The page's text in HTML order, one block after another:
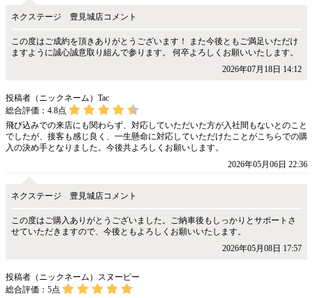
ネクステージ 豊見城店コメント
この度はご成約を頂きありがとうございます！ また今後ともご満足いただけ
ますように誠心誠意取り組んで参ります。 何卒よろしくお願いいたします。
2026年07月18日 14:12
投稿者（ニックネーム）Tac
総合評価： 4.8点
飛び込みでの来店にも関わらず、対応していただいた方が入社間もないとのこと
でしたが、接客も感じ良く、一生懸命に対応していただけたことがこちらでの購
入の決め手となりました。今後共よろしくお願いします。
2026年05月06日 22:36
ネクステージ 豊見城店コメント
この度はご購入ありがとうございました。ご納車後もしっかりとサポートさ
せていただきますので、今後ともよろしくお願いいたします。
2026年05月08日 17:57
投稿者（ニックネーム）スヌーピー
総合評価： 5点